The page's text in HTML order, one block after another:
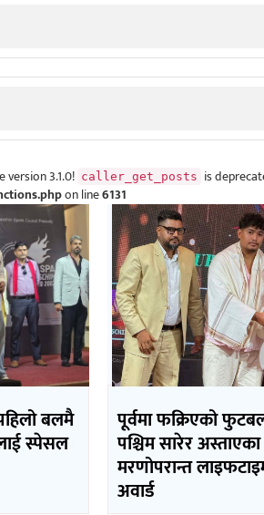
version 3.1.0! caller_get_posts is
on line6131
बलमै
स्पेसल
पूर्वमा फक्रिएको
पश्चिम सारेर
मरणोपरान्त
अवार्ड